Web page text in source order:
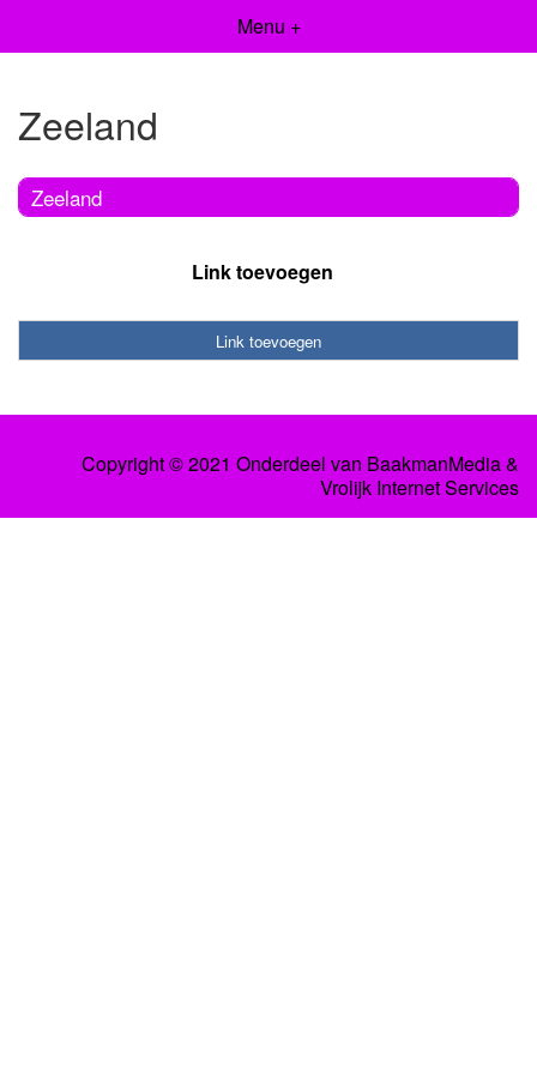
Menu +
Zeeland
Zeeland
Link toevoegen
Link toevoegen
Copyright © 2021 Onderdeel van BaakmanMedia&
Vrolijk Internet Services